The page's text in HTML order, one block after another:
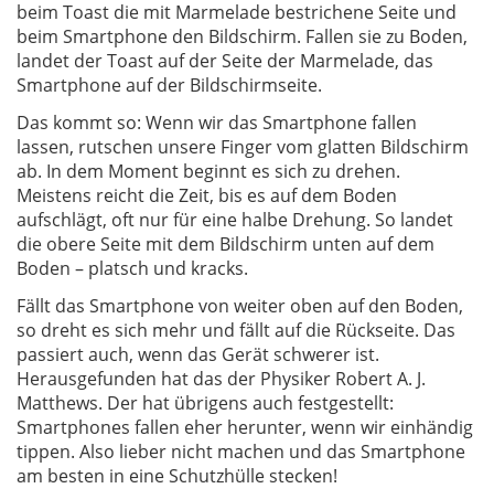
beim Toast die mit Marmelade bestrichene Seite und
beim Smartphone den Bildschirm. Fallen sie zu Boden,
landet der Toast auf der Seite der Marmelade, das
Smartphone auf der Bildschirmseite.
Das kommt so: Wenn wir das Smartphone fallen
lassen, rutschen unsere Finger vom glatten Bildschirm
ab. In dem Moment beginnt es sich zu drehen.
Meistens reicht die Zeit, bis es auf dem Boden
aufschlägt, oft nur für eine halbe Drehung. So landet
die obere Seite mit dem Bildschirm unten auf dem
Boden – platsch und kracks.
Fällt das Smartphone von weiter oben auf den Boden,
so dreht es sich mehr und fällt auf die Rückseite. Das
passiert auch, wenn das Gerät schwerer ist.
Herausgefunden hat das der Physiker Robert A. J.
Matthews. Der hat übrigens auch festgestellt:
Smartphones fallen eher herunter, wenn wir einhändig
tippen. Also lieber nicht machen und das Smartphone
am besten in eine Schutzhülle stecken!